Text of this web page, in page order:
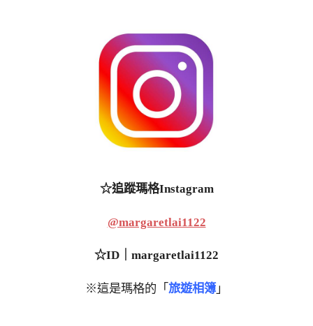
☆追蹤瑪格Instagram
@margaretlai1122
☆ID｜margaretlai1122
※這是瑪格的「 旅遊相簿 」